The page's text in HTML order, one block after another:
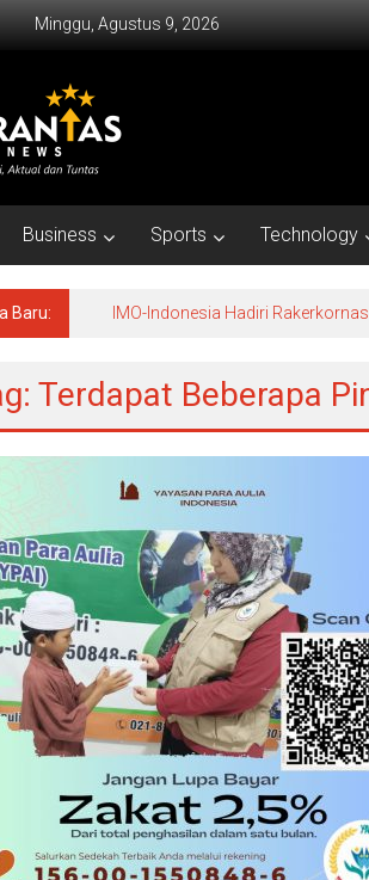
Minggu, Agustus 9, 2026
Business Sports Technology
Baru: IMO-Indonesia Hadiri
Terdapat Beberapa